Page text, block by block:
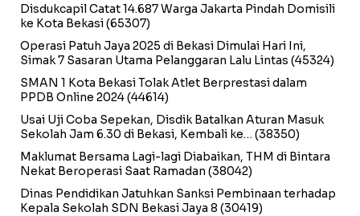
Disdukcapil Catat 14.687 Warga Jakarta Pindah Domisili
ke Kota Bekasi(65307)
Operasi Patuh Jaya 2025 di Bekasi Dimulai Hari Ini,
Simak 7 Sasaran Utama Pelanggaran Lalu Lintas (45324)
SMAN 1 Kota Bekasi Tolak Atlet Berprestasi dalam
PPDB Online 2024(44614)
Usai Uji Coba Sepekan, Disdik Batalkan Aturan Masuk
Sekolah Jam 6.30 di Bekasi, Kembali ke… (38350)
Maklumat Bersama Lagi-lagi Diabaikan, THM di Bintara
Nekat Beroperasi Saat Ramadan (38042)
Dinas Pendidikan Jatuhkan Sanksi Pembinaan terhadap
Kepala Sekolah SDN Bekasi Jaya 8 (30419)